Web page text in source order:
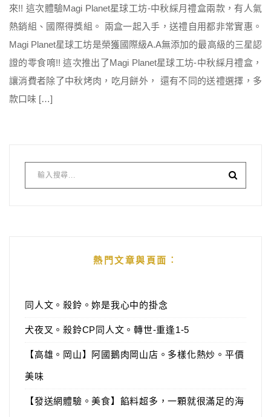
來!! 這次體驗Magi Planet星球工坊-中秋綵月禮盒兩款，有人氣
熱銷組、國際得獎組。 兩盒一起入手，送禮自用都非常實惠。
Magi Planet星球工坊是榮獲國際級A.A無添加的最高級的三星認
證的零食唷!! 這次推出了Magi Planet星球工坊-中秋綵月禮盒，
讓消費者除了中秋烤肉，吃月餅外， 還有不同的送禮選擇，多
款口味 […]
熱門文章與頁面︰
同人文。殺鈴。妳是我心中的掛念
犬夜叉。殺鈴CP同人文。轉世-重逢1-5
【高雄。岡山】阿國鵝肉岡山店。多樣化熱炒。平價
美味
【發送網體驗。美食】餡料超多，一顆就很滿足的海